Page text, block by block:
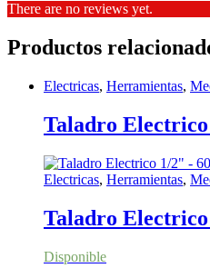
There are no reviews yet.
Productos
Electricas, Herramientas,
Taladro
Electricas, Herramientas,
Taladro
Disponible